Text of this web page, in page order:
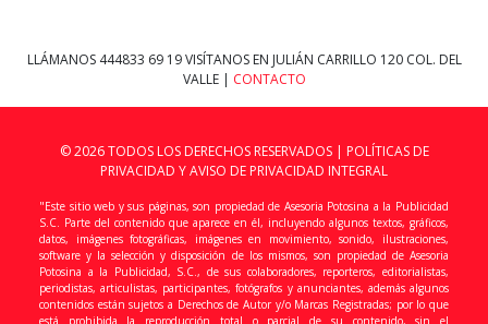
LLÁMANOS 444833 69 19VISÍTANOS EN JULIÁN CARRILLO 120 COL. DEL
VALLE | CONTACTO
© 2026 TODOS LOS DERECHOS RESERVADOS | POLÍTICAS DE
PRIVACIDAD Y AVISO DE PRIVACIDAD INTEGRAL
"Este sitio web y sus páginas, son propiedad de Asesoria Potosina a la Publicidad
S.C. Parte del contenido que aparece en él, incluyendo algunos textos, gráficos,
datos, imágenes fotográficas, imágenes en movimiento, sonido, ilustraciones,
software y la selección y disposición de los mismos, son propiedad de Asesoria
Potosina a la Publicidad, S.C., de sus colaboradores, reporteros, editorialistas,
periodistas, articulistas, participantes, fotógrafos y anunciantes, además algunos
contenidos están sujetos a Derechos de Autor y/o Marcas Registradas; por lo que